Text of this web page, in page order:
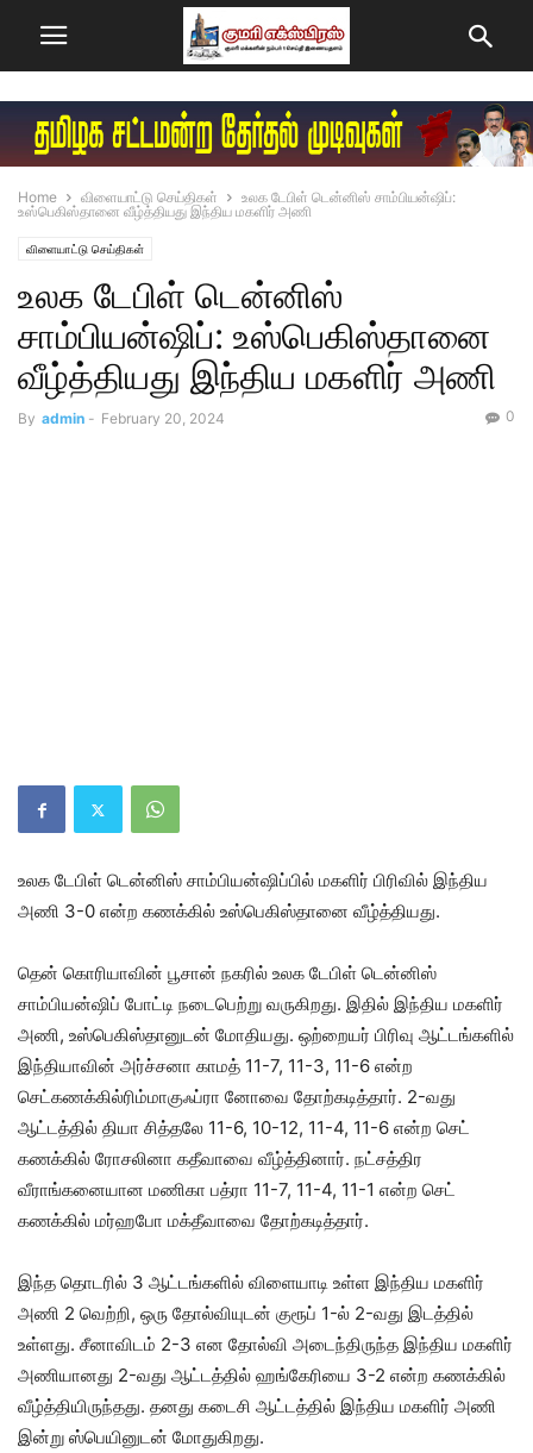
Home விளையாட்டு செய்திகள்
உலக டேபிள் டென்னிஸ் சாம்பியன்ஷிப்:
உஸ்பெகிஸ்தானை வீழ்த்தியது இந்திய மகளிர் அணி
விளையாட்டு செய்திகள்
உலக டேபிள் டென்னிஸ்
சாம்பியன்ஷிப்: உஸ்பெகிஸ்தானை
வீழ்த்தியது இந்திய மகளிர் அணி
By admin - February 20, 2024 0
உலக டேபிள் டென்னிஸ் சாம்பியன்ஷிப்பில் மகளிர் பிரிவில் இந்திய
அணி 3-0 என்ற கணக்கில் உஸ்பெகிஸ்தானை வீழ்த்தியது.
தென் கொரியாவின் பூசான் நகரில் உலக டேபிள் டென்னிஸ்
சாம்பியன்ஷிப் போட்டி நடைபெற்று வருகிறது. இதில் இந்திய மகளிர்
அணி, உஸ்பெகிஸ்தானுடன் மோதியது. ஒற்றையர் பிரிவு ஆட்டங்களில்
இந்தியாவின் அர்ச்சனா காமத் 11-7, 11-3, 11-6 என்ற
செட்கணக்கில்ரிம்மாகுஃப்ரா னோவை தோற்கடித்தார். 2-வது
ஆட்டத்தில் தியா சித்தலே 11-6, 10-12, 11-4, 11-6 என்ற செட்
கணக்கில் ரோசலினா கதீவாவை வீழ்த்தினார். நட்சத்திர
வீராங்கனையான மணிகா பத்ரா 11-7, 11-4, 11-1 என்ற செட்
கணக்கில் மர்ஹபோ மக்தீவாவை தோற்கடித்தார்.
இந்த தொடரில் 3 ஆட்டங்களில் விளையாடி உள்ள இந்திய மகளிர்
அணி 2 வெற்றி, ஒரு தோல்வியுடன் குரூப் 1-ல் 2-வது இடத்தில்
உள்ளது. சீனாவிடம் 2-3 என தோல்வி அடைந்திருந்த இந்திய மகளிர்
அணியானது 2-வது ஆட்டத்தில் ஹங்கேரியை 3-2 என்ற கணக்கில்
வீழ்த்தியிருந்தது. தனது கடைசி ஆட்டத்தில் இந்திய மகளிர் அணி
இன்று ஸ்பெயினுடன் மோதுகிறது.